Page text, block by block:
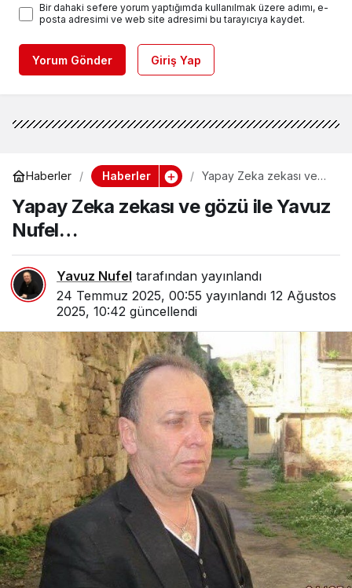
Bir dahaki sefere yorum yaptığımda kullanılmak üzere adımı, e-
posta adresimi ve web site adresimi bu tarayıcıya kaydet.
Yorum Gönder Giriş Yap
Haberler Haberler
Yapay Zeka zekası ve
Yapay Zeka zekası ve gözü ile Yavuz
Nufel…
Yavuz Nufel tarafından yayınlandı
24 Temmuz 2025, 00:55 yayınlandı 12 Ağustos
2025, 10:42 güncellendi